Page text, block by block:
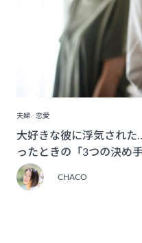
夫婦 恋愛
大好きな彼に浮気され
ったときの「3つの決め手
CHACO